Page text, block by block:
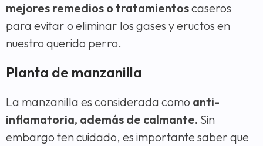
mejores remedios o tratamientoscaseros
para evitar o eliminar los gases y eructos en
nuestro querido perro.
Planta de manzanilla
La manzanilla es considerada como anti-
inflamatoria, además de calmante. Sin
embargo ten cuidado, es importante saber que